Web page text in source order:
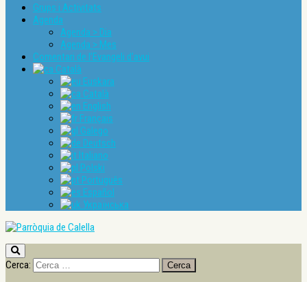
Grups i Activitats
Agenda
Agenda > Dia
Agenda > Mes
Comentari de l’Evangeli d’avui
Català
Euskara
Català
English
Français
Galego
Deutsch
Italiano
Polski
Português
Español
Українська
Cerca: